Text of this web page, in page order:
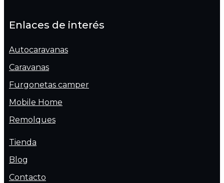
Enlaces de interés
Autocaravanas
Caravanas
Furgonetas camper
Mobile Home
Remolques
Tienda
Blog
Contacto